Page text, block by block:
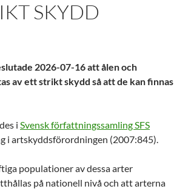
SKYDD
2026-07-16 att ålen och
av ett strikt skydd så att de kan finnas
i Svensk författningssamling SFS
i artskyddsförordningen (2007:845).
populationer av dessa arter
på nationell nivå och att arterna